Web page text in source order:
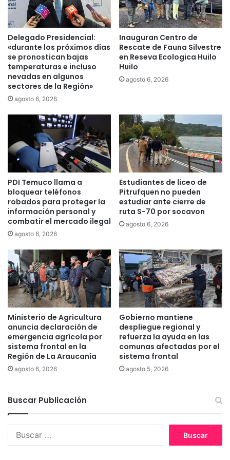
r
t
s
o
c
i
a
e
g
u
a
s
A
r
a
u
c
a
n
í
a
d
i
a
t
e
s
d
e
a
u
c
a
n
í
a
o
n
s
t
r
u
y
e
n
p
r
o
t
i
Delegado Presidencial:
«durante los próximos días
se pronostican bajas
temperaturas e incluso
nevadas en algunos
sectores de la Región»
agosto 6, 2026
Inauguran Centro de
Rescate de Fauna Silvestre
en Reseva Ecologica Huilo
Huilo
agosto 6, 2026
PDI Temuco llama a
bloquear teléfonos
robados para proteger la
información personal y
combatir el mercado ilegal
agosto 6, 2026
Estudiantes de liceo de
Pitrufquen no pueden
estudiar ante cierre de
ruta S-70 por socavon
agosto 6, 2026
Ministerio de Agricultura
anuncia declaración de
emergencia agrícola por
sistema frontal en la
Región de La Araucanía
agosto 6, 2026
Gobierno mantiene
despliegue regional y
refuerza la ayuda en las
comunas afectadas por el
sistema frontal
agosto 5, 2026
Buscar Publicación